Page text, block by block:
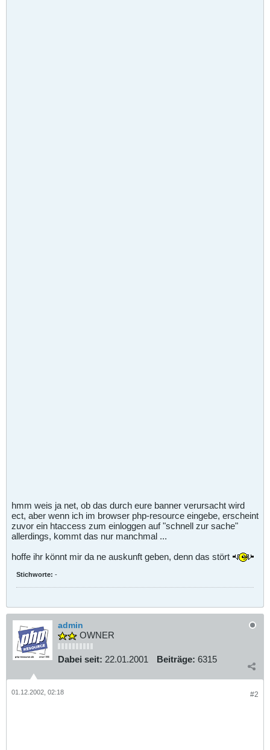
hmm weis ja net, ob das durch eure banner verursacht wird
ect, aber wenn ich im browser php-resource eingebe, erscheint
zuvor ein htaccess zum einloggen auf "schnell zur sache"
allerdings, kommt das nur manchmal ...
hoffe ihr könnt mir da ne auskunft geben, denn das stört
Stichworte: -
admin
OWNER
Dabei seit: 22.01.2001 Beiträge: 6315
#2
01.12.2002, 02:18